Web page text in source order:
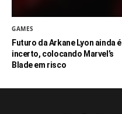
GAMES
Futuro da Arkane Lyon ainda é
incerto, colocando Marvel’s
Blade em risco